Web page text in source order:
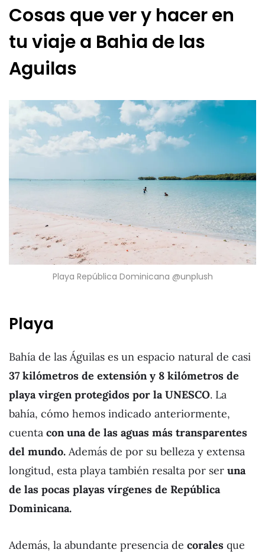
Cosas que ver y hacer en
tu viaje a Bahia de las
Aguilas
Playa República Dominicana @unplush
Playa
Bahía de las Águilas es un espacio natural de casi
37 kilómetros de extensión y 8 kilómetros de
playa virgen protegidos por la UNESCO. La
bahía, cómo hemos indicado anteriormente,
cuenta con una de las aguas más transparentes
del mundo. Además de por su belleza y extensa
longitud, esta playa también resalta por ser una
de las pocas playas vírgenes de República
Dominicana.
Además, la abundante presencia de corales que